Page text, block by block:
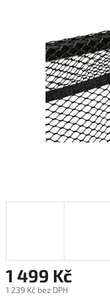
1 499 Kč
1 239 Kč bez DPH